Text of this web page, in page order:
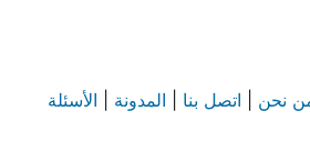
نحن اتصل بنا المدونة
الأسئلة